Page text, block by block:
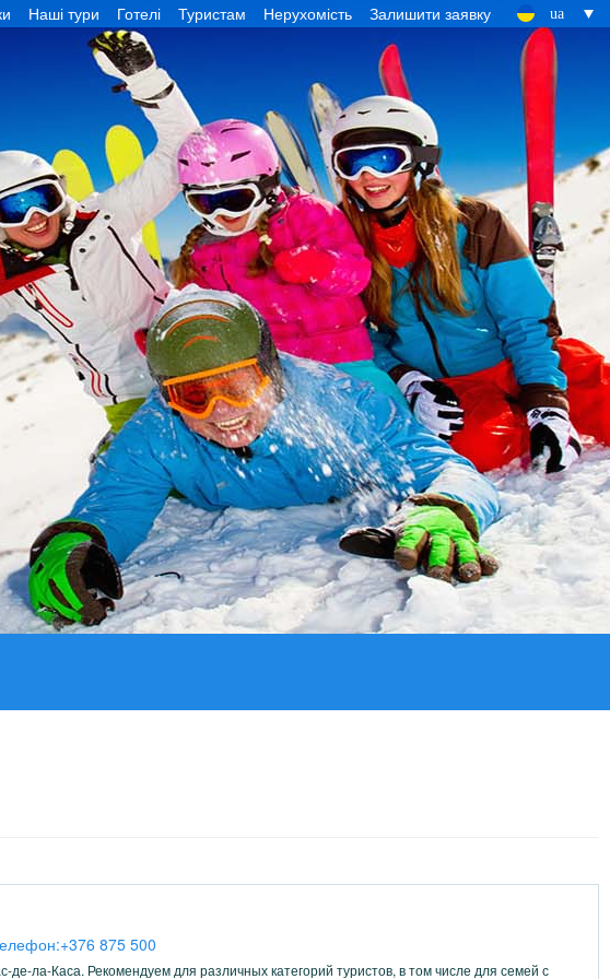
Наші тури Готелі Туристам Нерухомість Залишити заявку ua
875 500
ла-Каса. Рекомендуем для различных категорий туристов, в том числе для семей с